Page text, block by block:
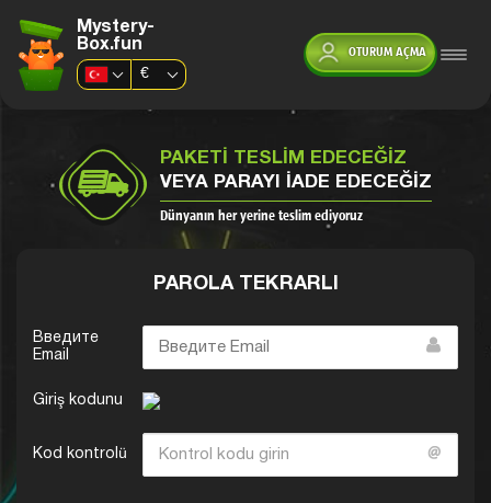
Mystery-
Box.fun
€
OTURUM AÇMA
PAKETI TESLIM EDECEĞIZ
VEYA PARAYI IADE EDECEĞIZ
Dünyanın her yerine teslim ediyoruz
PAROLA TEKRARLI
Введите
Email
Giriş kodunu
Kod kontrolü